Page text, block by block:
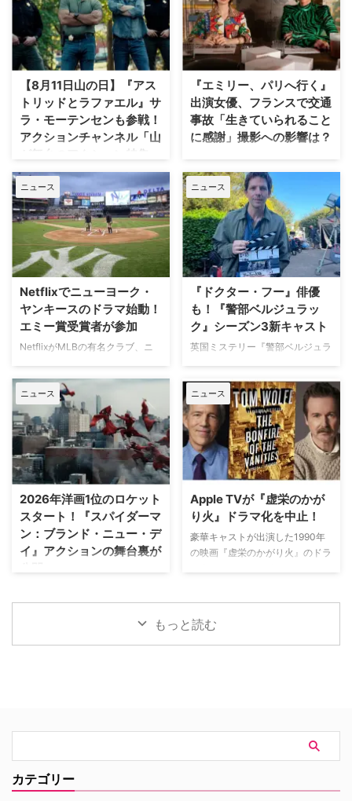
【8月11日山の日】『アス
トリッドとラファエル』サ
ラ・モーテンセンも参戦！
アクションチャンネル「山
が舞台のアクション特集」
放送
日本で唯一のアクション海外ドラ
マ専門チャンネル「アクションチ
ャンネル」にて、8月11日の山の
日に合わせた特別編成「山が舞台
のアクション特集」が放送され
る。 8月11日「山の日」に注目の
山岳アクション2作品を特別編成
今回の特集では、米陸軍特殊部隊
出身の保安官が山岳地帯の町で起
きる難事件に挑む全米大ヒット作
『ブルーリッジ 山岳捜査網』が
独占日本初放送。さらに、元特殊
部隊員の父親が娘を守るために大
自然を駆け巡るフランス発の話題
作『デビルズ・リープ～娘を守
れ！最強の親父』が一挙放送され
る。雄大な自然の中で繰り広 …
『エミリー、パリへ行く』
出演女優、フランスで交通
事故「生きていられること
に感謝」撮影への影響は？
人気Netflixドラマ『エミリー、パ
リへ行く』第6シーズンに出演す
るイギリス人女優のミニー・ドラ
イヴァーが、フランスでの撮影休
止期間中に深刻な自動車事故に遭
っていたことが分かった。 生き
ていられることに心から感謝 ミ
ニーは過去8週間にわたり、
Instagram上で「パリ近況報告」
と題した動画シリーズを投稿。最
終シーズンの撮影で滞在していた
パリでの日常をファンに届けてい
た。しかし8月6日（木）早朝、
公開。「パリの最新情報だけど、
実はロンドンに戻っ …
ニュース
Netflixでニューヨーク・
ヤンキースのドラマ始動！
エミー賞受賞者が参加
NetflixがMLBの有名クラブ、ニ
した新作ドラマシリーズの開発を
進めている。米Varietyが報じ
た。 『オザークへようこそ』ジ
ェイソン・ベイトマンも関与
Netflixは、今年3月のMLB開幕戦
をライヴ配信したのを皮切りに、
7月のホームランダービーもリリ
ースするなど、MLBとの関係性
を深めている。この協力関係は
2028年まで続く予定だ。今月中
旬に行われるフィールド・オブ・
ドリームス（映画『フィールド・
ニュース
『ドクター・フー』俳優
も！『警部ベルジュラッ
ク』シーズン3新キャスト
英国ミステリー『警部ベルジュラ
ている。また、4人のキャストが
新たに加わることも明らかになっ
た。英BBCなど複数のメディアが
伝えている。 これまでで最も衝
撃的な事件に巻き込まれるベルジ
ュラック 1981年から1991年にか
けて英BBCで放送されたジョン・
『Bergerac（原題）』をリブー
トした本作。イギリス海峡に浮か
ぶジャージー島を舞台に、警部の
ジム・ベルジュラックが事件に挑
ニュース
2026年洋画1位のロケット
スタート！『スパイダーマ
ン：ブランド・ニュー・デ
イ』アクションの舞台裏が
マンの新たな物語を描く映画『ス
パイダーマン：ブランド・ニュ
ー・デイ』が大ヒット上映中だ。
の裏側を明かす特別映像が公開さ
録！ 映画史に残る快挙を達成 ソ
ニー・ピクチャーズ配給、トム・
ホランド演じるピーター・パーカ
ニュース
Apple TVが『虚栄のかが
り火』ドラマ化を中止！
豪華キャストが出演した1990年
の映画『虚栄のかがり火』のドラ
ず 原作は、1987年に出版された
トム・ウルフのベストセラー小説
ンハッタンと周辺の貧困な地区と
な名声を得た …
もっと読む
カテゴリー